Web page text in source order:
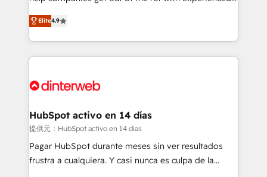
business, processes and systems 🏢 We specialise in
working with mid-market and enterprise
organisations, global organisations and those with
complex use cases 🏆 CRM Implementation,
Onboarding Accredited 🔐 ISO27001 & ISO9001
process-oriented teams implementing HubSpot
Marketing, Sales, Service, CMS and Operations Hub,
so selling and actually engaging with your customers
feels easy and pain-free. We are a top ranked
and Customer First Awards, 4.9/5 rating in HubSpot
helps the following industries: logistics & 3PL, home
improvement & construction, branding and
commercialization, real estate, health, education,
SaaS, Software Dev & IT and consulting, make the
Elite4.9
HubSpot activo en 14 días
提供元：HubSpot activo en 14 días
Pagar HubSpot durante meses sin ver resultados
frustra a cualquiera. Y casi nunca es culpa de la
herramienta: es del enfoque con el que se